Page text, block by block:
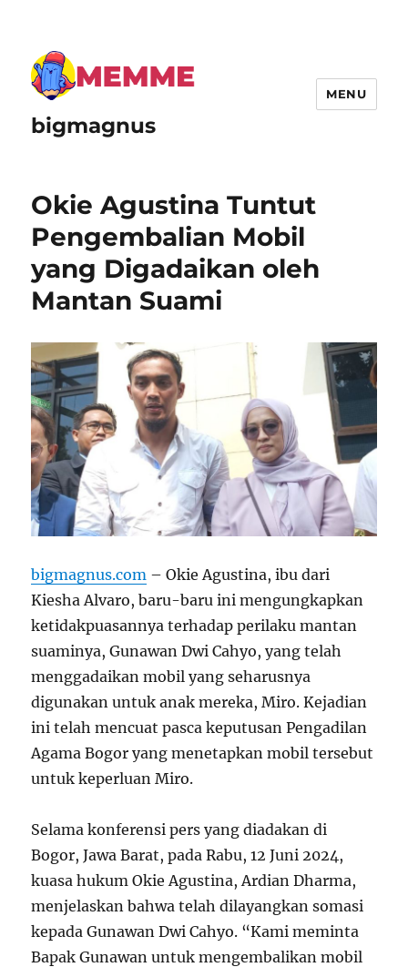
bigmagnus
MENU
Okie Agustina Tuntut
Pengembalian Mobil
yang Digadaikan oleh
Mantan Suami
bigmagnus.com – Okie Agustina, ibu dari
Kiesha Alvaro, baru-baru ini mengungkapkan
ketidakpuasannya terhadap perilaku mantan
suaminya, Gunawan Dwi Cahyo, yang telah
menggadaikan mobil yang seharusnya
digunakan untuk anak mereka, Miro. Kejadian
ini telah mencuat pasca keputusan Pengadilan
Agama Bogor yang menetapkan mobil tersebut
untuk keperluan Miro.
Selama konferensi pers yang diadakan di
Bogor, Jawa Barat, pada Rabu, 12 Juni 2024,
kuasa hukum Okie Agustina, Ardian Dharma,
menjelaskan bahwa telah dilayangkan somasi
kepada Gunawan Dwi Cahyo. “Kami meminta
Bapak Gunawan untuk mengembalikan mobil